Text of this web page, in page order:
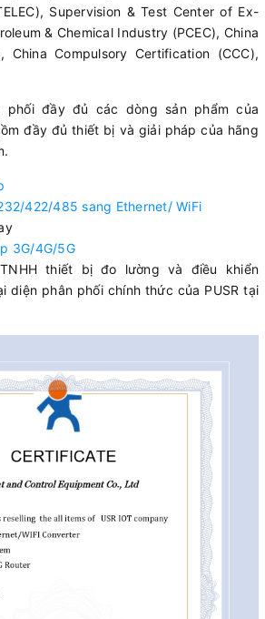
Supervision & Test Center of Ex-
& Chemical Industry (PCEC), China
China Compulsory Certification (CCC),
phối đầy đủ các dòng sản phẩm của
đầy đủ thiết bị và giải pháp của hãng
422/485 sang Ethernet/ WiFi
3G/4G/5G
thiết bị đo lường và điều khiển
diện phân phối chính thức của PUSR tại